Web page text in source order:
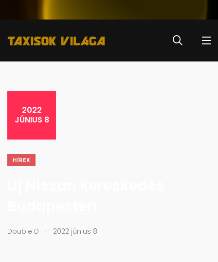
2022
JÚNIUS 8
HÍREK
Double D . 2022 június 8